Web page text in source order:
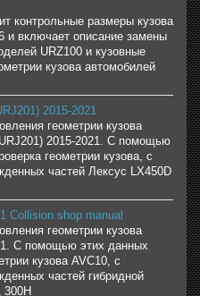
контрольные размеры кузова
и включает описание замены
URZ100 и кузовные
кузова автомобилей
2015-2021
геометрии кузова
2015-2021. С помощью
геометрии кузова, с
частей Лексус LX450D
Collision shop manual
геометрии кузова
С помощью этих данных
кузова AVC10, с
частей гибридной
300H